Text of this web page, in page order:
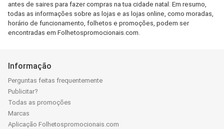
antes de saires para fazer compras na tua cidade natal. Em resumo,
todas as informações sobre as lojas e as lojas online, como moradas,
horário de funcionamento, folhetos e promoções, podem ser
encontradas em Folhetospromocionais.com.
Informação
Perguntas feitas frequentemente
Publicitar?
Todas as promoções
Marcas
Aplicação Folhetospromocionais.com